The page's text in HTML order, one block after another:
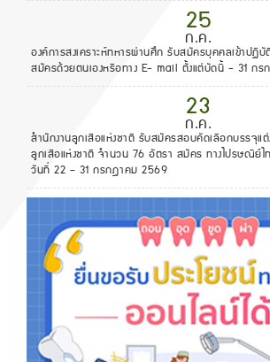
25
ก.ค.
องค์การสงเคราะห์ทหารผ่านศึก รับสมัครบุคคลเข้าปฏิบั
สมัครด้วยตนเองหรือทาง E- mail ตั้งแต่บัดนี้ - 31 ก
23
ก.ค.
สํานักงานลูกเสือแห่งชาติ รับสมัครสอบคัดเลือกบรรจุแ
ลูกเสือแห่งชาติ จำนวน 76 อัตรา สมัคร ทางไปรษณีย์
วันที่ 22 – 31 กรกฎาคม 2569